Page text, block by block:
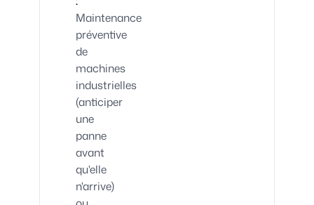
Maintenance
préventive
de
machines
industrielles
(anticiper
une
panne
avant
qu'elle
n'arrive)